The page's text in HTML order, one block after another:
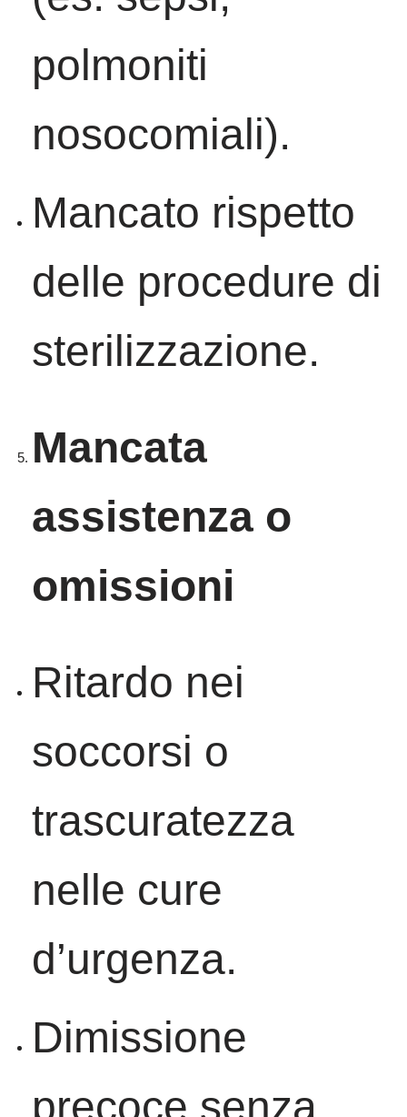
polmoniti
nosocomiali).
Mancato rispetto
delle procedure di
sterilizzazione.
Mancata
assistenza o
omissioni
Ritardo nei
soccorsi o
trascuratezza
nelle cure
d’urgenza.
Dimissione
precoce senza